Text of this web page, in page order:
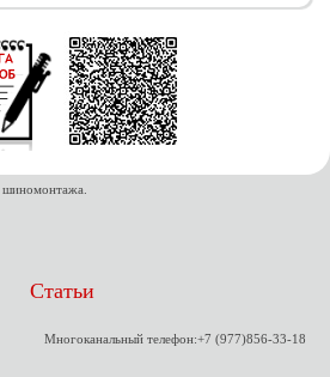
Статьи
Многоканальный телефон:+7 (977)856-33-18